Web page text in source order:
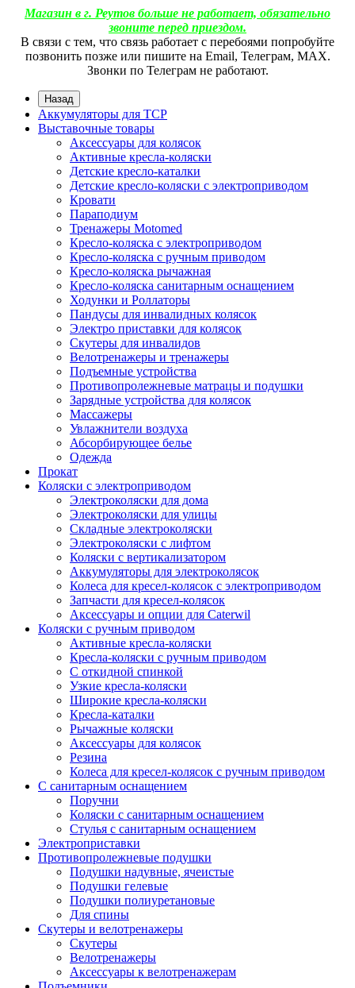
Магазин в г. Реутов больше не работает, обязательно
звоните перед приездом.
В связи с тем, что связь работает с перебоями попробуйте
позвонить позже или пишите на Email, Телеграм, МАХ.
Звонки по Телеграм не работают.
Назад
Аккумуляторы для ТСР
Выставочные товары
Аксессуары для колясок
Активные кресла-коляски
Детские кресло-каталки
Детские кресло-коляски с электроприводом
Кровати
Параподиум
Тренажеры Motomed
Кресло-коляска с электроприводом
Кресло-коляска с ручным приводом
Кресло-коляска рычажная
Кресло-коляска санитарным оснащением
Ходунки и Роллаторы
Пандусы для инвалидных колясок
Электро приставки для колясок
Скутеры для инвалидов
Велотренажеры и тренажеры
Подъемные устройства
Противопролежневые матрацы и подушки
Зарядные устройства для колясок
Массажеры
Увлажнители воздуха
Абсорбирующее белье
Одежда
Прокат
Коляски с электроприводом
Электроколяски для дома
Электроколяски для улицы
Складные электроколяски
Электроколяски с лифтом
Коляски с вертикализатором
Аккумуляторы для электроколясок
Колеса для кресел-колясок с электроприводом
Запчасти для кресел-колясок
Аксессуары и опции для Caterwil
Коляски с ручным приводом
Активные кресла-коляски
Кресла-коляски с ручным приводом
С откидной спинкой
Узкие кресла-коляски
Широкие кресла-коляски
Кресла-каталки
Рычажные коляски
Аксессуары для колясок
Резина
Колеса для кресел-колясок с ручным приводом
С санитарным оснащением
Поручни
Коляски с санитарным оснащением
Стулья с санитарным оснащением
Электроприставки
Противопролежневые подушки
Подушки надувные, ячеистые
Подушки гелевые
Подушки полиуретановые
Для спины
Скутеры и велотренажеры
Скутеры
Велотренажеры
Аксессуары к велотренажерам